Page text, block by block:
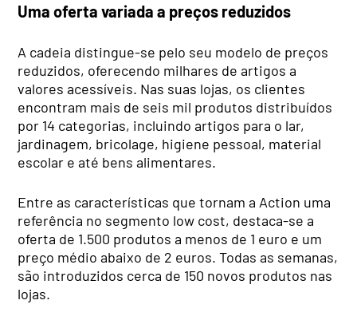
Uma oferta variada a preços reduzidos
A cadeia distingue-se pelo seu modelo de preços
reduzidos, oferecendo milhares de artigos a
valores acessíveis. Nas suas lojas, os clientes
encontram mais de seis mil produtos distribuídos
por 14 categorias, incluindo artigos para o lar,
jardinagem, bricolage, higiene pessoal, material
escolar e até bens alimentares.
Entre as características que tornam a Action uma
referência no segmento low cost, destaca-se a
oferta de 1.500 produtos a menos de 1 euro e um
preço médio abaixo de 2 euros. Todas as semanas,
são introduzidos cerca de 150 novos produtos nas
lojas.